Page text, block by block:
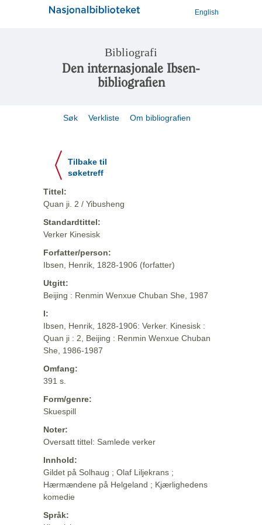
English
Bibliografi
Den internasjonale Ibsen-
bibliografien
Søk Verkliste Om bibliografien
Tilbake til
søketreff
Tittel:
Quan ji. 2 / Yibusheng
Standardtittel:
Verker Kinesisk
Forfatter/person:
Ibsen, Henrik, 1828-1906 (forfatter)
Utgitt:
Beijing : Renmin Wenxue Chuban She, 1987
I:
Ibsen, Henrik, 1828-1906: Verker. Kinesisk :
Quan ji : 2, Beijing : Renmin Wenxue Chuban
She, 1986-1987
Omfang:
391 s.
Form/genre:
Skuespill
Noter:
Oversatt tittel: Samlede verker
Innhold:
Gildet på Solhaug ; Olaf Liljekrans ;
Hærmændene på Helgeland ; Kjærlighedens
komedie
Språk: